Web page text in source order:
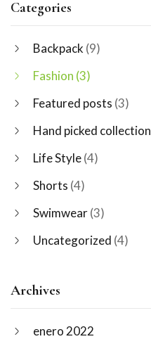
Categories
Backpack (9)
Fashion (3)
Featured posts (3)
Hand picked collection
Life Style(4)
Shorts (4)
Swimwear(3)
Uncategorized (4)
Archives
enero 2022